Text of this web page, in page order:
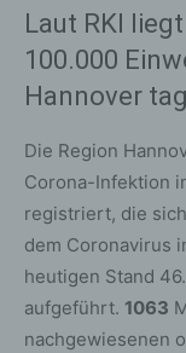
Laut RKI
100.000
Hannover
Die Region
Corona-Infektion
registriert, die
dem Coronavirus
heutigen Stand
aufgeführt. 1063
nachgewiesenen